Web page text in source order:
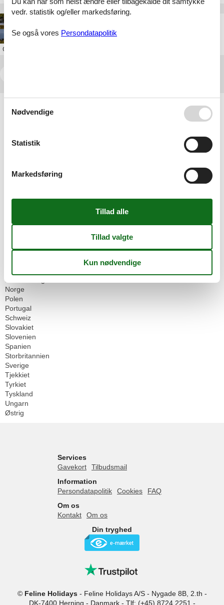
Om
Alle
Geografier
Bulgarien
Grækenland
Island
Norge
Polen
Portugal
Schweiz
Slovakiet
Slovenien
Spanien
Storbritannien
Sverige
Tjekkiet
Tyrkiet
Tyskland
Ungarn
Østrig
Services
Gavekort
Tilbudsmail
Information
Persondatapolitik
Cookies
FAQ
Om os
Kontakt
Om os
Din tryghed
© Feline Holidays- Feline Holidays A/S- Nygade 8B, 2.th -
DK-7400 Herning - Danmark - Tlf: (+45) 8724 2251 -
vedr. statistik og/eller markedsføring.
Se også vores Persondatapolitik
Nødvendige
Statistik
Markedsføring